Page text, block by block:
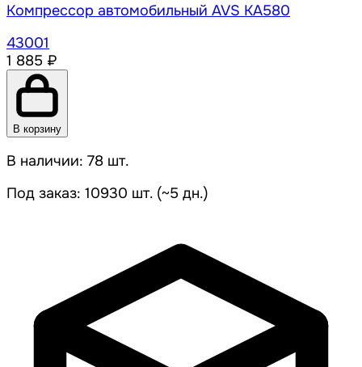
Компрессор автомобильный AVS KA580
43001
1 885 ₽
В корзину
В наличии: 78 шт.
Под заказ: 10930 шт. (~5 дн.)